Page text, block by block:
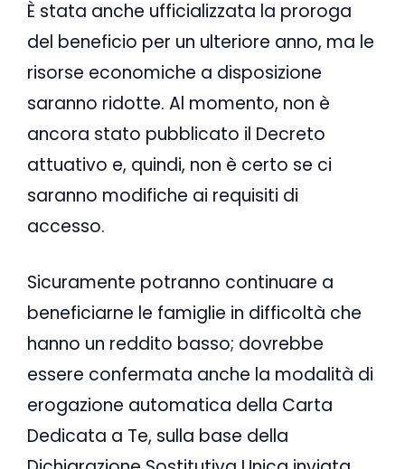
È stata anche ufficializzata la proroga
del beneficio per un ulteriore anno, ma le
risorse economiche a disposizione
saranno ridotte. Al momento, non è
ancora stato pubblicato il Decreto
attuativo e, quindi, non è certo se ci
saranno modifiche ai requisiti di
accesso.
Sicuramente potranno continuare a
beneficiarne le famiglie in difficoltà che
hanno un reddito basso; dovrebbe
essere confermata anche la modalità di
erogazione automatica della Carta
Dedicata a Te, sulla base della